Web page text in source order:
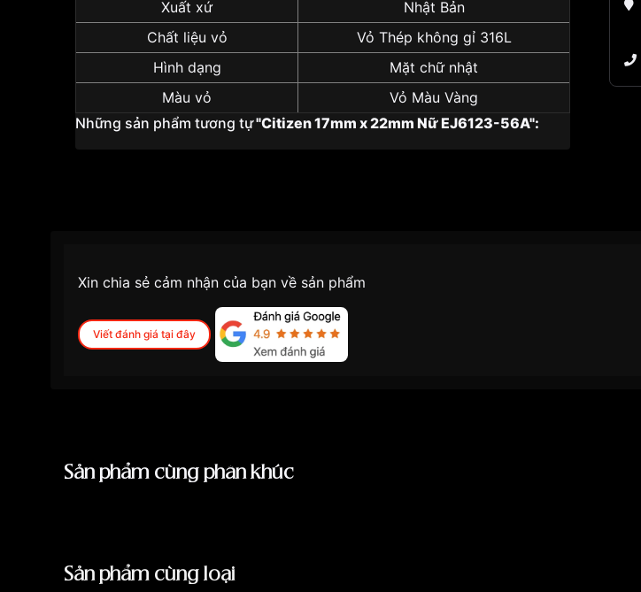
Xuất xứ
Nhật Bản
Chất liệu vỏ
Vỏ Thép không gỉ 316L
Hình dạng
Mặt chữ nhật
Màu vỏ
Vỏ Màu Vàng
Những sản phẩm tương tự"Citizen 17mm x 22mm Nữ EJ6123-56A":
Xin chia sẻ cảm nhận của bạn về sản phẩm
Viết đánh giá tại đây
Sản phẩm cùng phân khúc
Sản phẩm cùng loại